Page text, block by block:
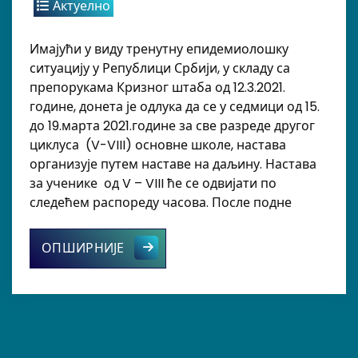
Актуелно
Имајући у виду тренутну епидемиолошку
ситуацију у Републици Србији, у складу са
препорукама Кризног штаба од 12.3.2021.
године, донета је одлука да се у седмици од 15.
до 19.марта 2021.године за све разреде другог
циклуса (V-VIII) основне школе, настава
организује путем наставе на даљину. Настава
за ученике од V – VIII ће се одвијати по
следећем распореду часова. После подне
ОПШИРНИЈЕ ОБАВЕШТЕЊЕ